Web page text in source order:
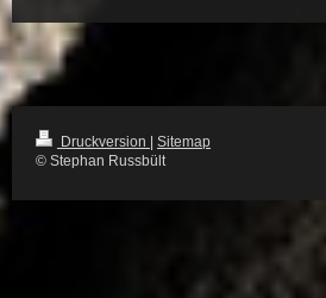
Druckversion | Sitemap
© Stephan Russbült